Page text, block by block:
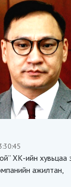
ХК-ийн хувьцаа
ажилтан,